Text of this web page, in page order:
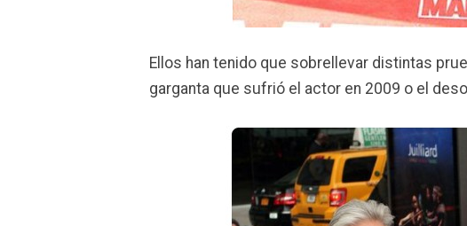
Ellos han tenido que sobrellevar distintas
garganta que sufrió el actor en 2009 o el